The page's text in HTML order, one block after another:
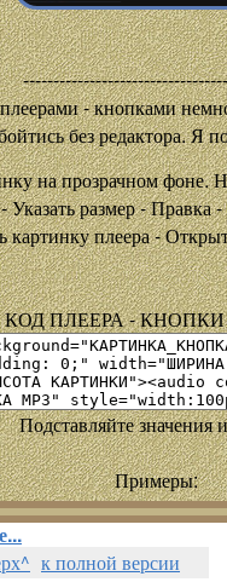
- кнопками
без редактора. Я
на прозрачном фоне.
Указать размер -
плеера -
КОД ПЛЕЕРА - КНОПКИ
Подставляйте значения
Примеры:
к полной версии